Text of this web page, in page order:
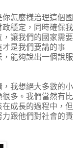
怎麼樣治理這個國
穩定，同時確保我
讓我們的國家需要
是我們要講的事
能夠說出一個說服
我想絕大多數的小
多。我們當然有比
成長的過程中，但
跟他們對社會的責